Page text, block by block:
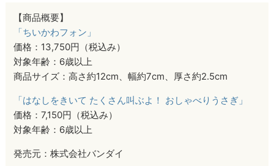
【商品概要】
「ちいかわフォン」
価格：13,750円（税込み）
対象年齢：6歳以上
商品サイズ：高さ約12cm、幅約7cm、厚さ約2.5cm
「はなしをきいて たくさん叫ぶよ！ おしゃべりうさぎ」
価格：7,150円（税込み）
対象年齢：6歳以上
発売元：株式会社バンダイ